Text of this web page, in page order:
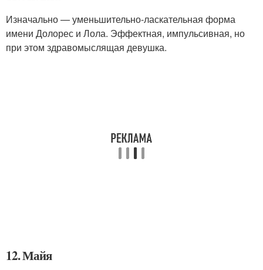
Изначально — уменьшительно-ласкательная форма
имени Долорес и Лола. Эффектная, импульсивная, но
при этом здравомыслящая девушка.
12. Майя